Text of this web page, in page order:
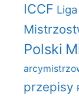
ICCF
Polski
przepisy